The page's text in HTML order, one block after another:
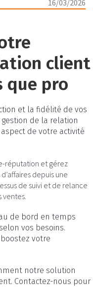
16/03/2026
client
que pro
et la fidélité de vos
de la relation
de votre activité
réputation et gérez
depuis une
de suivi et de relance
ventes.
de bord en temps
vos besoins.
votre
notre solution
Contactez-nous pour